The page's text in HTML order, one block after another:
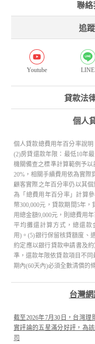
聯絡
追
Youtube LINE
貸款法
個人
個人貸款總費用年百分率說
(2)房貸還款年限：最低10年
機關備查之標準計算範例予
20%，相關手續費用依為實際
顧客實際之年百分率仍以其
為「總費用年百分率」計算
幣300,000元，貸款期間5年
用總金額9,000元，則總費用
平均攤還計算方式，總還款
用)。(5)銀行保留核貸額度、
約定應以銀行貸款申請書及
準，還款年限依貸款項目不
期內(60天內)必須全數清償的
台灣
截至2026年7月30日，台灣理
實評論的五星滿分好評，為
司